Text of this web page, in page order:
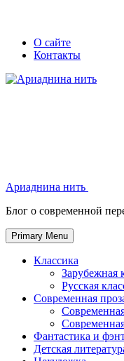
Skip
Secondary
left
navigation
Secondary
right
navigation
О сайте
Контакты
Ариаднина нить
Блог о современной
Primary Menu
Классика
Зарубежная
Русская
Современная
Фантастика и
Детская